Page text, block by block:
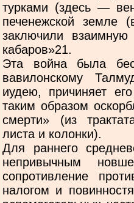
турками (здесь —
печенежской
заключили
кабаров»21.
Эта война была
вавилонскому
иудею, причиняет
таким образом
смерти» (из
листа и колонки).
Для раннего
непривычным
сопротивление
налогом и